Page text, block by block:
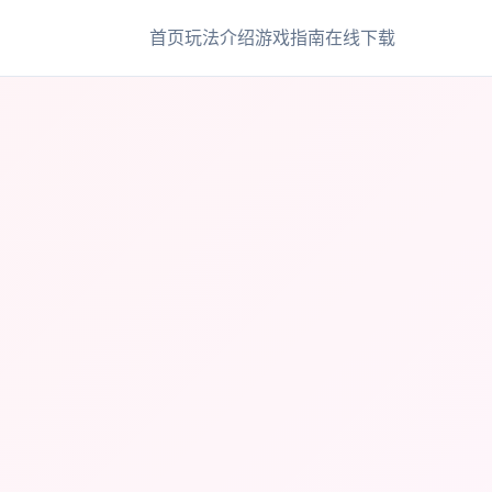
首页玩法介绍游戏指南在线下载